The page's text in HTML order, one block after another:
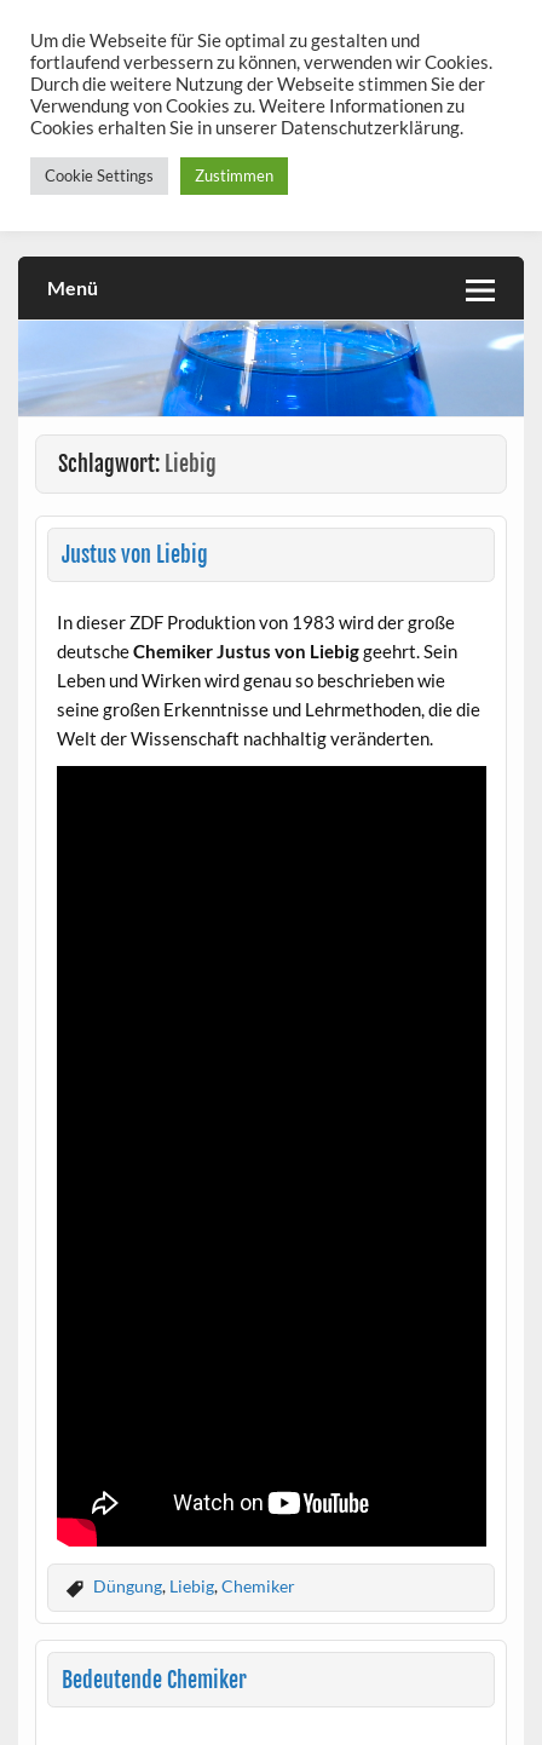
contentchemieseiten.de
Chemie kann man üben!
Menü
Schlagwort: Liebig
Justus von Liebig
In dieser ZDF Produktion von 1983 wird der große
deutscheChemiker Justus von Liebiggeehrt. Sein
Leben und Wirken wird genau so beschrieben wie
seine großen Erkenntnisse und Lehrmethoden, die die
Welt der Wissenschaft nachhaltig veränderten.
Düngung, Liebig,Chemiker
Bedeutende Chemiker
Um die Webseite für Sie optimal zu gestalten und
fortlaufend verbessern zu können, verwenden wir Cookies.
Durch die weitere Nutzung der Webseite stimmen Sie der
Verwendung von Cookies zu. Weitere Informationen zu
Cookies erhalten Sie in unserer Datenschutzerklärung.
Cookie Settings Zustimmen